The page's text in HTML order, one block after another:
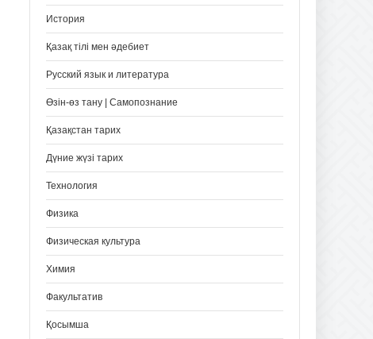
История
Қазақ тілі мен әдебиет
Русский язык и литература
Өзін-өз тану | Самопознание
Қазақстан тарих
Дүние жүзі тарих
Технология
Физика
Физическая культура
Химия
Факультатив
Қосымша